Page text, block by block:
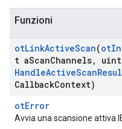
Funzioni
otLinkActiveScan(ot
t aScanChannels,
HandleActiveScan
CallbackContext)
otError
Avvia una scansione attiva